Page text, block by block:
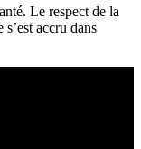
Le respect de la
accru dans